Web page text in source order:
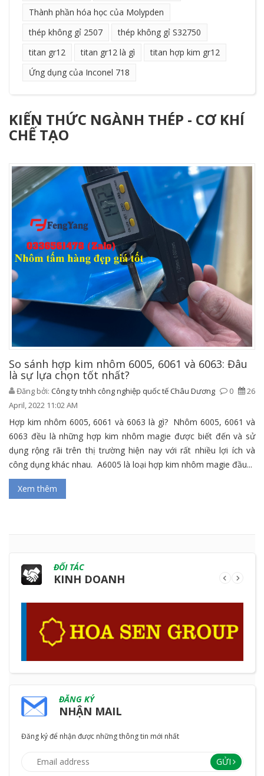
Thành phần hóa học của Molypden
thép không gỉ 2507
thép không gỉ S32750
titan gr12
titan gr12 là gì
titan hợp kim gr12
Ứng dụng của Inconel 718
KIẾN THỨC NGÀNH THÉP - CƠ KHÍ
CHẾ TẠO
So sánh hợp kim nhôm 6005, 6061 và 6063: Đâu
là sự lựa chọn tốt nhất?
Đăng bởi: Công ty tnhh công nghiệp quốc tế Châu Dương 0
26
April, 2022 11:02 AM
Hợp kim nhôm 6005, 6061 và 6063 là gì? Nhôm 6005, 6061 và
6063 đều là những hợp kim nhôm magie được biết đến và sử
dụng rộng rãi trên thị trường hiện nay với rất nhiều lợi ích và
công dụng khác nhau. A6005 là loại hợp kim nhôm magie đầu...
Xem thêm
ĐỐI TÁC
KINH DOANH
ĐĂNG KÝ
NHẬN MAIL
Đăng ký để nhận được những thông tin mới nhất
GỬI